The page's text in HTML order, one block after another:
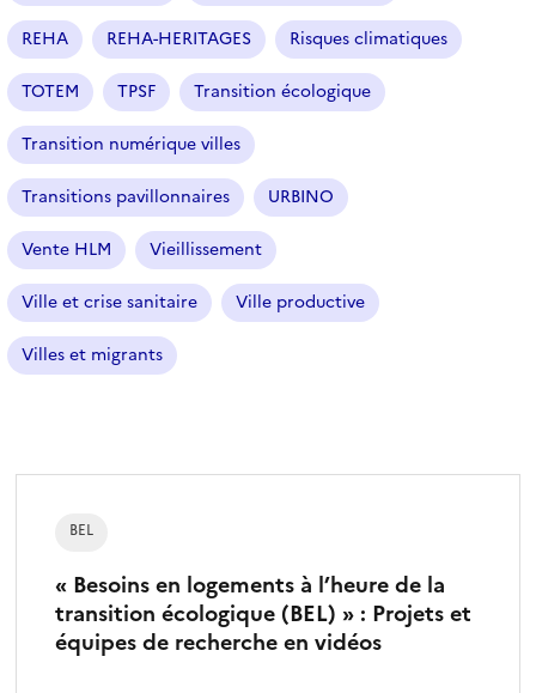
REHA REHA-HERITAGES Risques climatiques
TOTEM TPSF Transition écologique
Transition numérique villes
Transitions pavillonnaires URBINO
Vente HLM Vieillissement
Ville et crise sanitaire Ville productive
Villes et migrants
« Besoins en logements à l’heure de la
transition écologique (BEL) » : Projets et
équipes de recherche en vidéos
BEL